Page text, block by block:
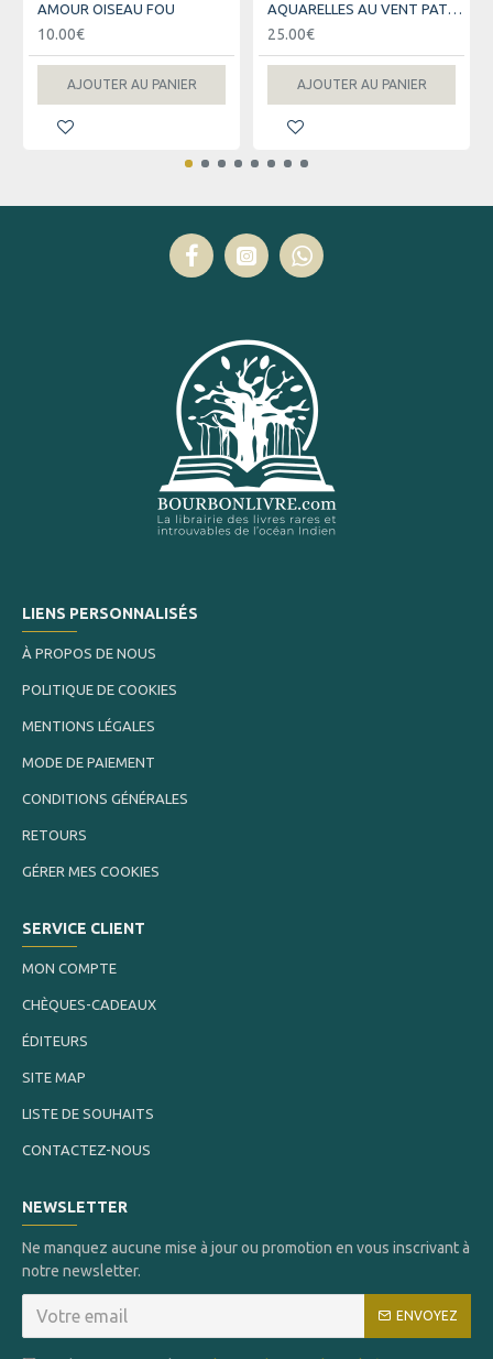
AMOUR OISEAU FOU
10.00€
AJOUTER AU PANIER
AQUARELLES AU VENT PATU DE ROSEMONT - 1798 - 1818 (1988)
25.00€
AJOUTER AU PANIER
LIENS PERSONNALISÉS
À PROPOS DE NOUS
POLITIQUE DE COOKIES
MENTIONS LÉGALES
MODE DE PAIEMENT
CONDITIONS GÉNÉRALES
RETOURS
GÉRER MES COOKIES
SERVICE CLIENT
MON COMPTE
CHÈQUES-CADEAUX
ÉDITEURS
SITE MAP
LISTE DE SOUHAITS
CONTACTEZ-NOUS
NEWSLETTER
Ne manquez aucune mise à jour ou promotion en vous inscrivant à
notre newsletter.
ENVOYEZ